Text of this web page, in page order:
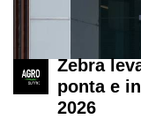
se
Zebra
ponta e
2026